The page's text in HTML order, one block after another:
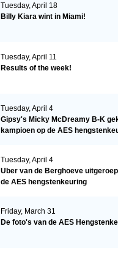
Tuesday, April 18
Billy Kiara wint in Miami!
Tuesday, April 11
Results of the week!
Tuesday, April 4
Gipsy's Micky McDreamy B-K
kampioen op de AES
Tuesday, April 4
Uber van de Berghoeve
de AES hengstenkeuring
Friday, March 31
De foto's van de AES